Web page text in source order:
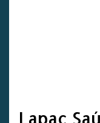
Lapac